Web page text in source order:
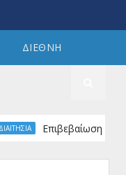
ΔΙΕΘΝΗ
Επιβεβαίωση